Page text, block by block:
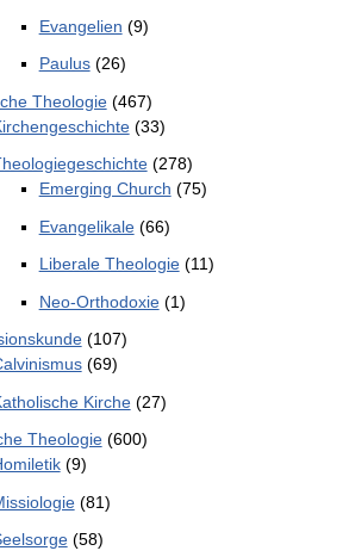
Evangelien (9)
Paulus(26)
Theologie(467)
(33)
(278)
Emerging Church (75)
Evangelikale(66)
Liberale Theologie(11)
Neo-Orthodoxie(1)
(107)
(69)
Kirche(27)
Theologie(600)
(9)
(81)
(58)